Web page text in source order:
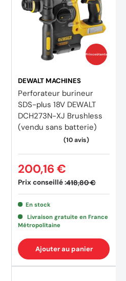
Prix coûtants
DEWALT MACHINES
Perforateur burineur
SDS-plus 18V DEWALT
DCH273N-XJ Brushless
(vendu sans batterie)
Prix conseillé :418,80 €
200,16 €
En stock
Livraison gratuite en France
Métropolitaine
Ajouter au panier